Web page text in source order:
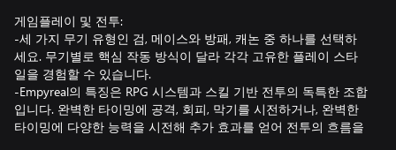
게임플레이 및 전투:
-세 가지 무기 유형인 검, 메이스와 방패, 캐논 중 하나를 선택하
세요. 무기별로 핵심 작동 방식이 달라 각각 고유한 플레이 스타
일을 경험할 수 있습니다.
-Empyreal의 특징은 RPG 시스템과 스킬 기반 전투의 독특한 조합
입니다. 완벽한 타이밍에 공격, 회피, 막기를 시전하거나, 완벽한
타이밍에 다양한 능력을 시전해 추가 효과를 얻어 전투의 흐름을